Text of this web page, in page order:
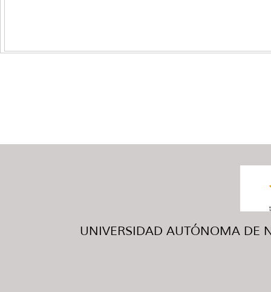
UNIVERSIDAD AUTÓNOMA DE